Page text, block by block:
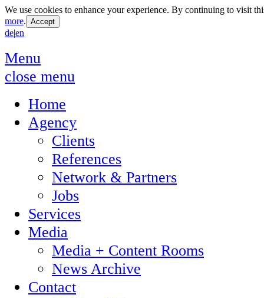
We use cookies to enhance your experience. By continuing to visit
more.
de|en
Menu
close menu
Home
Agency
Clients
References
Network & Partners
Jobs
Services
Media
Media + Content Rooms
News Archive
Contact